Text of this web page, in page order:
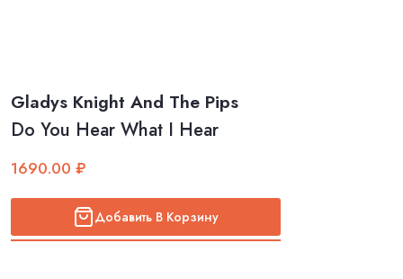
Gladys Knight And The Pips
Do You Hear What I Hear
1690.00 ₽
Добавить В Корзину